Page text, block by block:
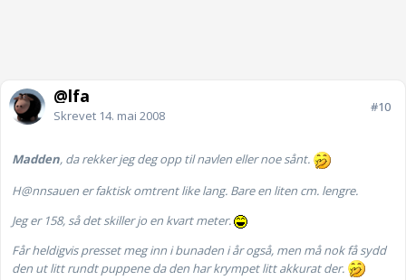
@lfa
Skrevet 14. mai 2008
#10
Madden, da rekker jeg deg opp til navlen eller noe sånt.
H@nnsauen er faktisk omtrent like lang. Bare en liten cm. lengre.
Jeg er 158, så det skiller jo en kvart meter.
Får heldigvis presset meg inn i bunaden i år også, men må nok få sydd
den ut litt rundt puppene da den har krympet litt akkurat der.